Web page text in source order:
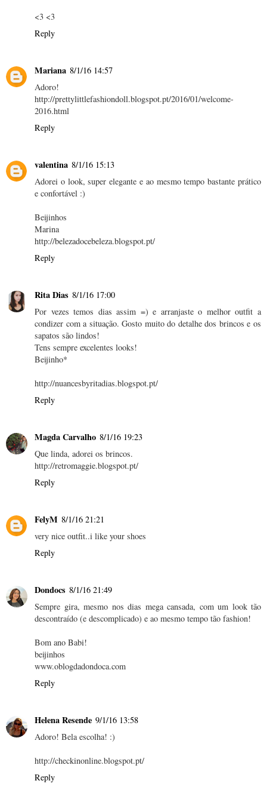
<3 <3
Reply
Mariana 8/1/16 14:57
Adoro!
http://prettylittlefashiondoll.blogspot.pt/2016/01/welcome-
2016.html
Reply
valentina 8/1/16 15:13
Adorei o look, super elegante e ao mesmo tempo bastante prático
e confortável :)
Beijinhos
Marina
http://belezadocebeleza.blogspot.pt/
Reply
Rita Dias 8/1/16 17:00
Por vezes temos dias assim =) e arranjaste o melhor outfit a
condizer com a situação. Gosto muito do detalhe dos brincos e os
sapatos são lindos!
Tens sempre excelentes looks!
Beijinho*
http://nuancesbyritadias.blogspot.pt/
Reply
Magda Carvalho 8/1/16 19:23
Que linda, adorei os brincos.
http://retromaggie.blogspot.pt/
Reply
FelyM 8/1/16 21:21
very nice outfit..i like your shoes
Reply
Dondocs 8/1/16 21:49
Sempre gira, mesmo nos dias mega cansada, com um look tão
descontraído (e descomplicado) e ao mesmo tempo tão fashion!
Bom ano Babi!
beijinhos
www.oblogdadondoca.com
Reply
Helena Resende 9/1/16 13:58
Adoro! Bela escolha! :)
http://checkinonline.blogspot.pt/
Reply